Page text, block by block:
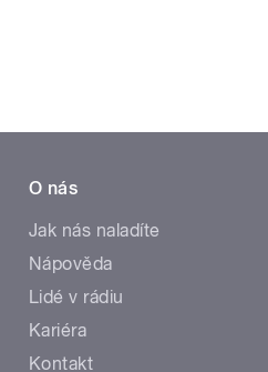
O nás
Jak nás naladíte
Nápověda
Lidé v rádiu
Kariéra
Kontakt